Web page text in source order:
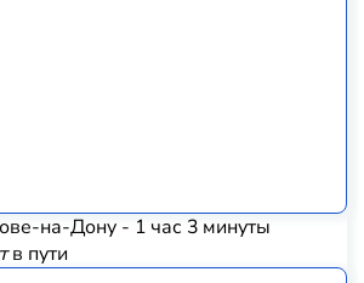
на-Дону - 1 час 3 минуты
в пути